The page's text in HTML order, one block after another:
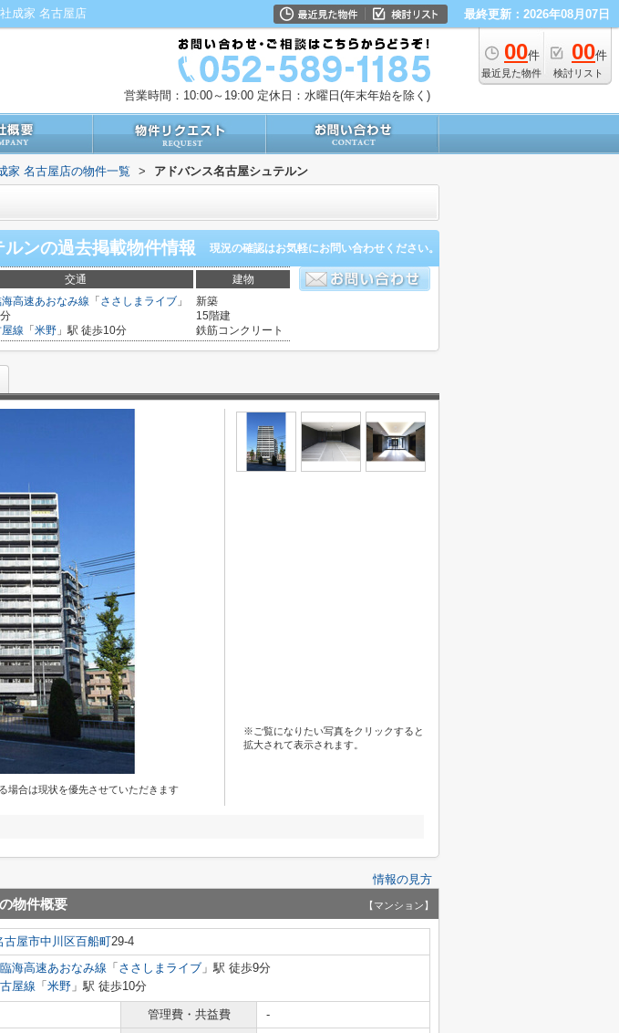
成家 名古屋店 最終更新：2026年08月07日
00件
最近見た物件
00件
検討リスト
営業時間：10:00～19:00 定休日：水曜日(年末年始を除く)
家 名古屋店の物件一覧 > アドバンス名古屋シュテルン
ルンの過去掲載物件情報 現況の確認はお気軽にお問い合わせください。
交通 建物
高速あおなみ線 「 ささしまライブ 」
線 「 米野 」駅 徒歩10分
新築
15階建
鉄筋コンクリート
場合は現状を優先させていただきます
※ご覧になりたい写真をクリックすると
拡大されて表示されます。
情報の見方
の物件概要 【マンション】
古屋市中川区百船町29-4
海高速あおなみ線 「 ささしまライブ 」駅 徒歩9分
屋線 「 米野 」駅 徒歩10分
管理費・共益費
-